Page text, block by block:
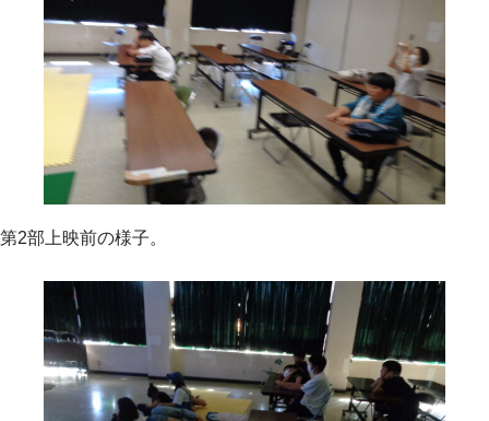
第2部上映前の様子。